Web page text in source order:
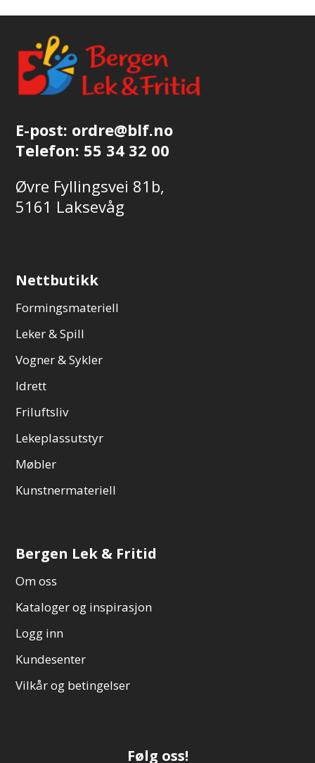
E-post: ordre@blf.no
Telefon: 55 34 32 00
Øvre Fyllingsvei 81b,
5161 Laksevåg
Nettbutikk
Formingsmateriell
Leker & Spill
Vogner & Sykler
Idrett
Friluftsliv
Lekeplassutstyr
Møbler
Kunstnermateriell
Bergen Lek & Fritid
Om oss
Kataloger og inspirasjon
Logg inn
Kundesenter
Vilkår og betingelser
Følg oss!